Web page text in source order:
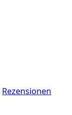
Rezensionen